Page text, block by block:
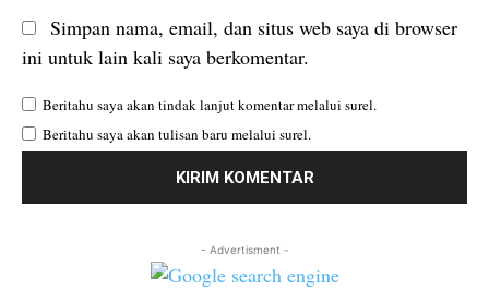
Simpan nama, email, dan situs web saya di browser
ini untuk lain kali saya berkomentar.
Beritahu saya akan tindak lanjut komentar melalui surel.
Beritahu saya akan tulisan baru melalui surel.
- Advertisment -